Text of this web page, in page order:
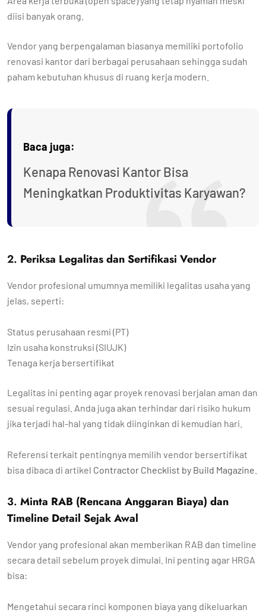
diisi banyak orang.
Vendor yang berpengalaman biasanya memiliki portofolio
renovasi kantor dari berbagai perusahaan sehingga sudah
paham kebutuhan khusus di ruang kerja modern.
Baca juga:
Kenapa Renovasi Kantor Bisa
Meningkatkan Produktivitas Karyawan?
2. Periksa Legalitas dan Sertifikasi Vendor
Vendor profesional umumnya memiliki legalitas usaha yang
jelas, seperti:
Status perusahaan resmi (PT)
Izin usaha konstruksi (SIUJK)
Tenaga kerja bersertifikat
Legalitas ini penting agar proyek renovasi berjalan aman dan
sesuai regulasi. Anda juga akan terhindar dari risiko hukum
jika terjadi hal-hal yang tidak diinginkan di kemudian hari.
Referensi terkait pentingnya memilih vendor bersertifikat
bisa dibaca di artikel Contractor Checklist by Build Magazine
3. Minta RAB (Rencana Anggaran Biaya) dan
Timeline Detail Sejak Awal
Vendor yang profesional akan memberikan RAB dan timeline
secara detail sebelum proyek dimulai. Ini penting agar HRGA
bisa:
Mengetahui secara rinci komponen biaya yang dikeluarkan